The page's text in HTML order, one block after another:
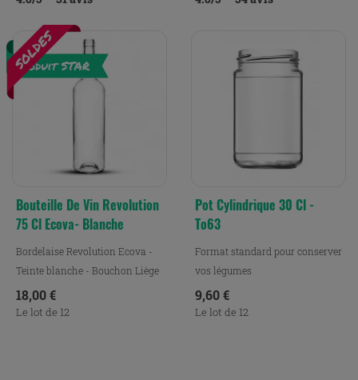
Bouteille De Vin Revolution
75 Cl Ecova- Blanche
Bordelaise Revolution Ecova -
Teinte blanche - Bouchon Liège
Prix
18,00 €
Le lot de 12
Pot Cylindrique 30 Cl -
To63
Format standard pour conserver
vos légumes
Prix
9,60 €
Le lot de 12